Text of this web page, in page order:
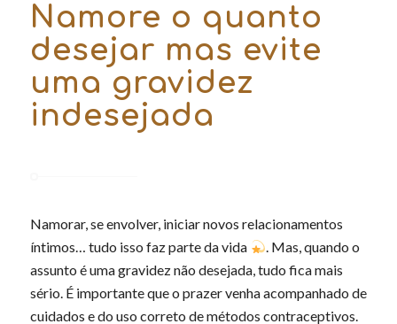
Namore o quanto
desejar mas evite
uma gravidez
indesejada
Namorar, se envolver, iniciar novos relacionamentos
íntimos… tudo isso faz parte da vida
. Mas, quando o
assunto é uma gravidez não desejada, tudo fica mais
sério. É importante que o prazer venha acompanhado de
cuidados e do uso correto de métodos contraceptivos.